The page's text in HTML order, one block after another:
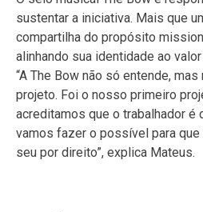
sustentar a iniciativa. Mais que
compartilha do propósito
alinhando sua identidade ao
“A The Bow não só entende,
projeto. Foi o nosso primeiro
acreditamos que o trabalhador é
vamos fazer o possível para
seu por direito”, explica Mateus.